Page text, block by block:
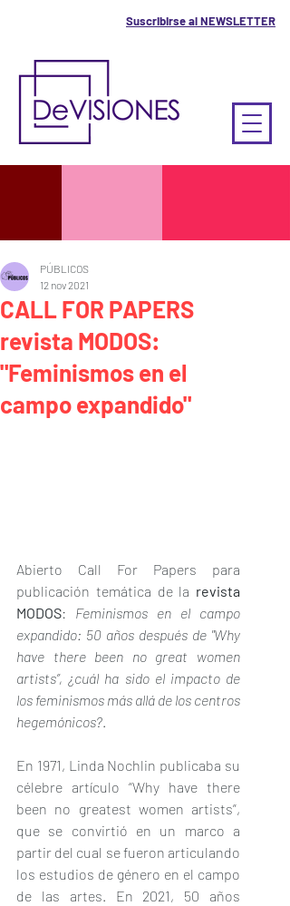
Suscribirse al NEWSLETTER
CALL FOR PAPERS
revista MODOS:
"Feminismos en el
campo expandido"
PÚBLICOS
12 nov 2021
Abierto Call For Papers para
publicación temática de la revista
MODOS: Feminismos en el campo
expandido: 50 años después de "Why
have there been no great women
artists”, ¿cuál ha sido el impacto de
los feminismos más allá de los centros
hegemónicos?.
En 1971, Linda Nochlin publicaba su
célebre artículo “Why have there
been no greatest women artists”,
que se convirtió en un marco a
partir del cual se fueron articulando
los estudios de género en el campo
de las artes. En 2021, 50 años